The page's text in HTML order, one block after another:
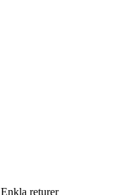
Enkla returer